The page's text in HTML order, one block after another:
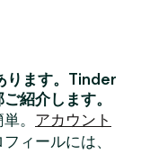
ります。Tinder
紹介します。
。 アカウント
ィールには、